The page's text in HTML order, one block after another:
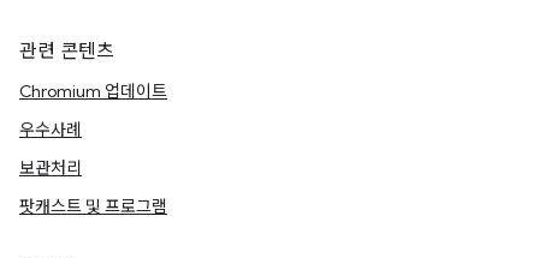
관련 콘텐츠
Chromium 업데이트
우수사례
보관처리
팟캐스트 및 프로그램